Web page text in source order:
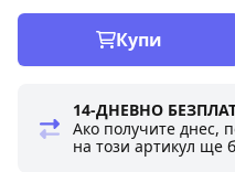
Купи
14-ДНЕВНО
Ако получите днес,
на този артикул ще